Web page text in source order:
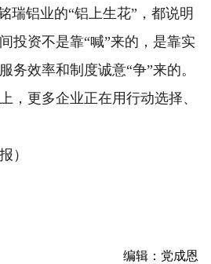
瑞铝业的“铝上生花”，都说明
投资不是靠“喊”来的，是靠实
务效率和制度诚意“争”来的。
，更多企业正在用行动选择、
）
编辑：党成恩